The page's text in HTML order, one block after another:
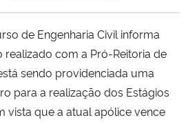
Inovações e Comunicações
de Engenharia Civil informa
com a Pró-Reitoria de
sendo providenciada uma
para a realização dos Estágios
vista que a atual apólice vence